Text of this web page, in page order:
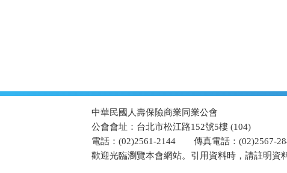
中華民國人壽保險商業同業公會
公會會址：台北市松江路152號5樓 (104)
電話：(02)2561-2144
傳真電話：(02)2567-
歡迎光臨瀏覽本會網站。引用資料時，請註明資